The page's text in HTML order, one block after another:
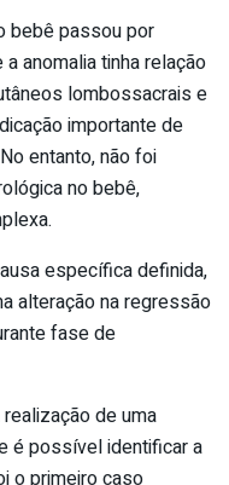
bebê passou por
anomalia tinha relação
lombossacrais e
importante de
entanto, não foi
no bebê,
específica definida,
alteração na regressão
fase de
de uma
é possível identificar a
o primeiro caso